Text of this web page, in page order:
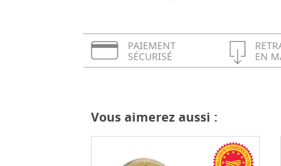
PAIEMENT
SÉCURISÉ EN
Vous aimerez aussi :